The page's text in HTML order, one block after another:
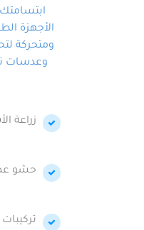
الأجهزة
ومتحركة
وعدسات
زراعة
حشو